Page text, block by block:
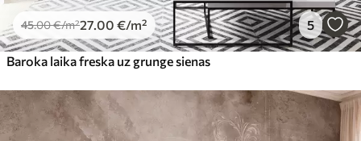
45.00€/m²27 .00 €/m² 5
Baroka laika freska uz grunge sienas